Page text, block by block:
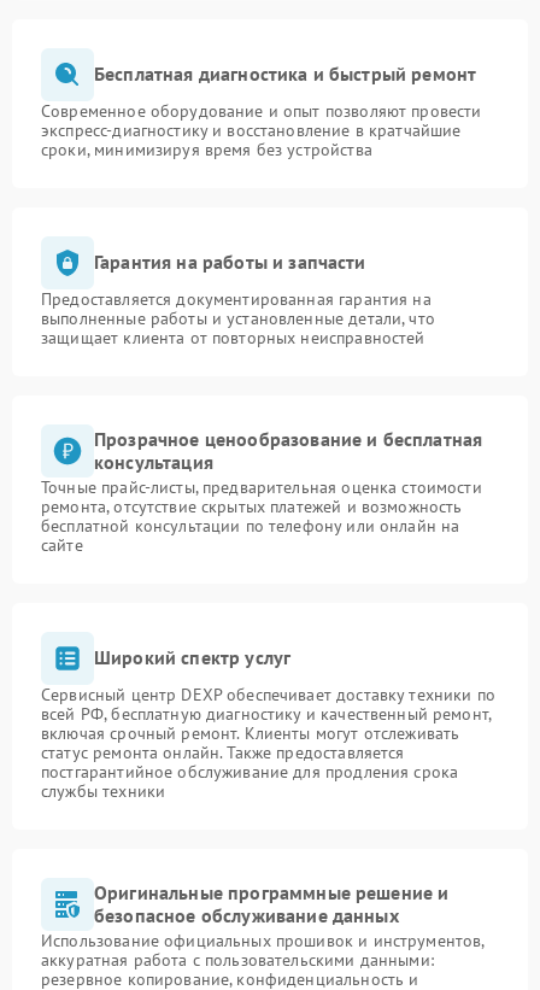
Бесплатная диагностика и быстрый ремонт
Современное оборудование и опыт позволяют провести
экспресс-диагностику и восстановление в кратчайшие
сроки, минимизируя время без устройства
Гарантия на работы и запчасти
Предоставляется документированная гарантия на
выполненные работы и установленные детали, что
защищает клиента от повторных неисправностей
Прозрачное ценообразование и бесплатная
консультация
Точные прайс-листы, предварительная оценка стоимости
ремонта, отсутствие скрытых платежей и возможность
бесплатной консультации по телефону или онлайн на
сайте
Широкий спектр услуг
Сервисный центр DEXP обеспечивает доставку техники по
всей РФ, бесплатную диагностику и качественный ремонт,
включая срочный ремонт. Клиенты могут отслеживать
статус ремонта онлайн. Также предоставляется
постгарантийное обслуживание для продления срока
службы техники
Оригинальные программные решение и
безопасное обслуживание данных
Использование официальных прошивок и инструментов,
аккуратная работа с пользовательскими данными:
резервное копирование, конфиденциальность и